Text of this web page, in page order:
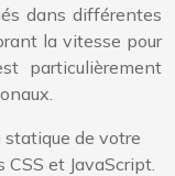
dans différentes
la vitesse pour
particulièrement
de votre
et JavaScript.